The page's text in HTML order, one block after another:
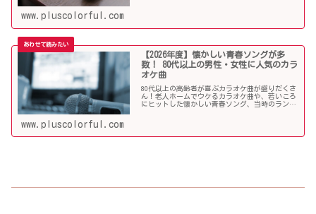
www.pluscolorful.com
【2026年度】懐かしい青春ソングが多
数！ 80代以上の男性・女性に人気のカラ
オケ曲
80代以上の高齢者が喜ぶカラオケ曲が盛りだくさ
ん！老人ホームでウケるカラオケ曲や、若いころ
にヒットした懐かしい青春ソング、当時のランキ
www.pluscolorful.com